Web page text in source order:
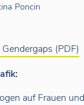
Poncin
(PDF)
auf Frauen